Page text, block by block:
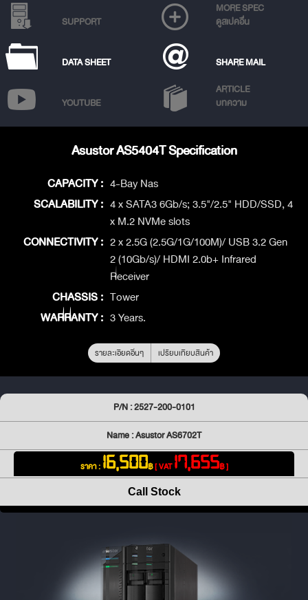
SUPPORT
MORE SPEC
ดูสเปคอื่น
DATA SHEET SHARE MAIL
YOUTUBE
ARTICLE
บทความ
Asustor AS5404T Specification
CAPACITY : 4-Bay Nas
SCALABILITY : 4 x SATA3 6Gb/s; 3.5"/2.5" HDD/SSD, 4
x M.2 NVMe slots
CONNECTIVITY : 2 x 2.5G (2.5G/1G/100M)/ USB 3.2 Gen
2 (10Gb/s)/ HDMI 2.0b+ Infrared
Receiver
CHASSIS : Tower
WARRANTY : 3 Years.
รายละเอียดอื่นๆ เปรียบเทียบสินค้า
P/N : 2527-200-0101
Name : Asustor AS6702T
ราคา : 16,500฿[ VAT17,655฿ ]
Call Stock